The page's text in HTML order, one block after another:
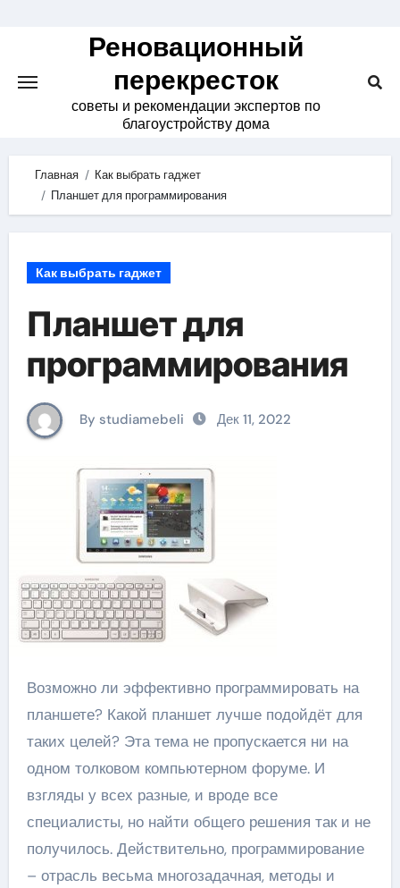
Реновационный
перекресток
советы и рекомендации экспертов по
благоустройству дома
Главная
Как выбрать гаджет
Планшет для программирования
Как выбрать гаджет
Планшет для
программирования
By studiamebeli Дек 11, 2022
Возможно ли эффективно программировать на
планшете? Какой планшет лучше подойдёт для
таких целей? Эта тема не пропускается ни на
одном толковом компьютерном форуме. И
взгляды у всех разные, и вроде все
специалисты, но найти общего решения так и не
получилось. Действительно, программирование
– отрасль весьма многозадачная, методы и